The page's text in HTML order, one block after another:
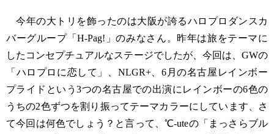
今年の大トリを飾ったのは大阪が誇るハロプロダンスカ
バーグループ「H-Pag!」のみなさん。昨年は旅をテーマに
したコンセプチュアルなステージでしたが、今回は、GWの
「ハロプロに恋して」、NLGR+、6月の名古屋レインボー
プライドという3つの名古屋での出演にレインボーの6色の
うちの2色ずつを割り振ってテーマカラーにしています、さ
て今回は何色でしょう？と言って、℃-uteの「まっさらブル